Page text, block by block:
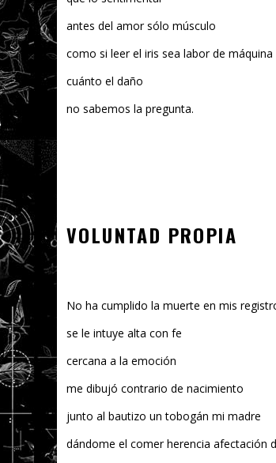
antes del amor sólo músculo
como si leer el iris sea labor de máquina
cuánto el daño
no sabemos la pregunta.
VOLUNTAD PROPIA
No ha cumplido la muerte en mis
se le intuye alta con fe
cercana a la emoción
me dibujó contrario de nacimiento
junto al bautizo un tobogán mi madre
dándome el comer herencia afectación